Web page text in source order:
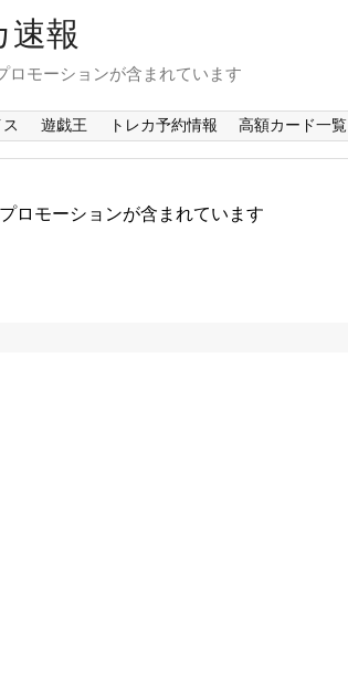
速報
ロモーションが含まれています
遊戯王 トレカ予約情報 高額カード一覧
ロモーションが含まれています